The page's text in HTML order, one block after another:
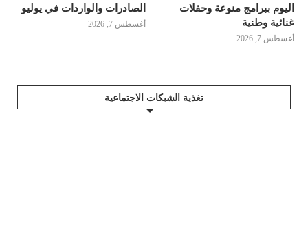
اليوم ببرامج منوعة وحفلات
غنائية وطنية
أغسطس 7, 2026
الصادرات والواردات في يوليو
أغسطس 7, 2026
تغذية الشبكات الاجتماعية